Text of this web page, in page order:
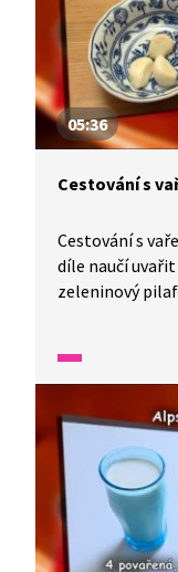
05:36
Cestování s
Cestování s
díle naučí
zeleninový
netradičně
nakonec bude